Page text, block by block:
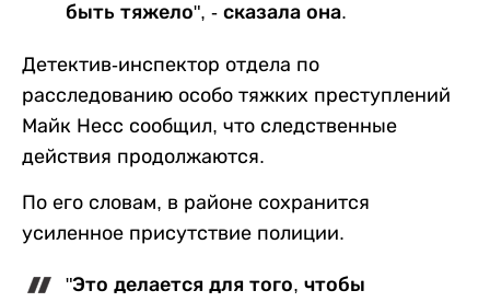
быть тяжело", - сказала она.
Детектив-инспектор отдела по
расследованию особо тяжких преступлений
Майк Несс сообщил, что следственные
действия продолжаются.
По его словам, в районе сохранится
усиленное присутствие полиции.
"Это делается для того, чтобы